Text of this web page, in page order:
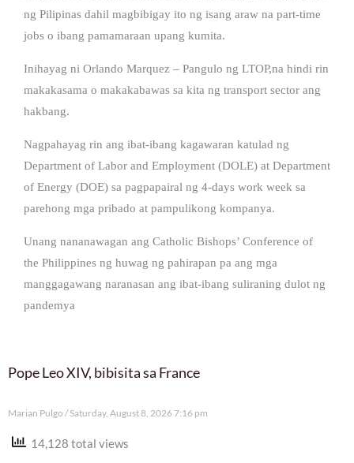
ng Pilipinas dahil magbibigay ito ng isang araw na part-time
jobs o ibang pamamaraan upang kumita.
Inihayag ni Orlando Marquez – Pangulo ng LTOP,na hindi rin
makakasama o makakabawas sa kita ng transport sector ang
hakbang.
Nagpahayag rin ang ibat-ibang kagawaran katulad ng
Department of Labor and Employment (DOLE) at Department
of Energy (DOE) sa pagpapairal ng 4-days work week sa
parehong mga pribado at pampulikong kompanya.
Unang nananawagan ang Catholic Bishops’ Conference of
the Philippines ng huwag ng pahirapan pa ang mga
manggagawang naranasan ang ibat-ibang suliraning dulot ng
pandemya
Pope Leo XIV, bibisita sa France
Marian Pulgo Saturday, August 8, 2026 7:16 pm
14,128 total views